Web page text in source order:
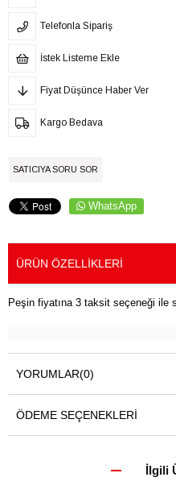
Telefonla Sipariş
İstek Listeme Ekle
Fiyat Düşünce Haber Ver
Kargo Bedava
SATICIYA SORU SOR
WhatsApp
ÜRÜN ÖZELLIKLERI
Peşin fiyatına 3 taksit seçeneği ile
YORUMLAR(0)
ÖDEME SEÇENEKLERI
İlgili